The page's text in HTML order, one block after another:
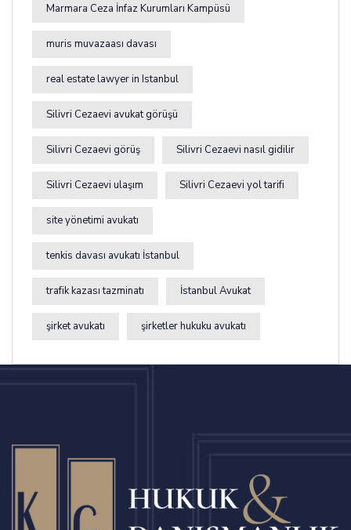
Marmara Ceza İnfaz Kurumları Kampüsü
muris muvazaası davası
real estate lawyer in Istanbul
Silivri Cezaevi avukat görüşü
Silivri Cezaevi görüş Silivri Cezaevi nasıl gidilir
Silivri Cezaevi ulaşım Silivri Cezaevi yol tarifi
site yönetimi avukatı
tenkis davası avukatı İstanbul
trafik kazası tazminatı İstanbul Avukat
şirket avukatı şirketler hukuku avukatı